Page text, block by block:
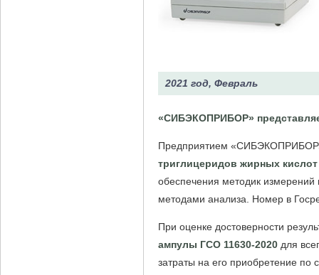
2021 год, Февраль
«СИБЭКОПРИБОР»
Предприятием
триглицеридов жирных
обеспечения методик
методами анализа. Номер в
При оценке достоверности
ампулы ГСО 11630-2020 для
затраты на его приобретение по